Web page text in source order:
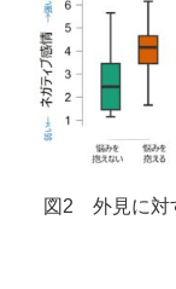
図2 外見に対